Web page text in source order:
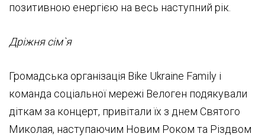
позитивною енергією на весь наступний рік.
Дріжня сім`я
Громадська організація Bike Ukraine Family і
команда соціальної мережі Велоген подякували
діткам за концерт, привітали їх з днем Святого
Миколая, наступаючим Новим Роком та Різдвом